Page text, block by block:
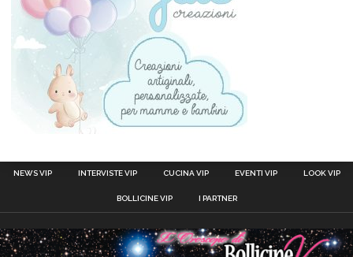
NEWS VIP INTERVISTE VIP CUCINA VIP EVENTI VIP LOOK VIP
BOLLICINE VIP I PARTNER